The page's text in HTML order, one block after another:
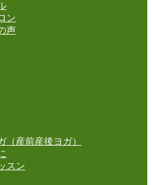
ン
声
（産前産後ヨガ）
スン